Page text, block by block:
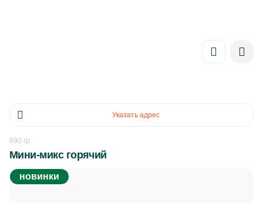
Указать адрес
новинки
690 гр
Мини-микс горячий